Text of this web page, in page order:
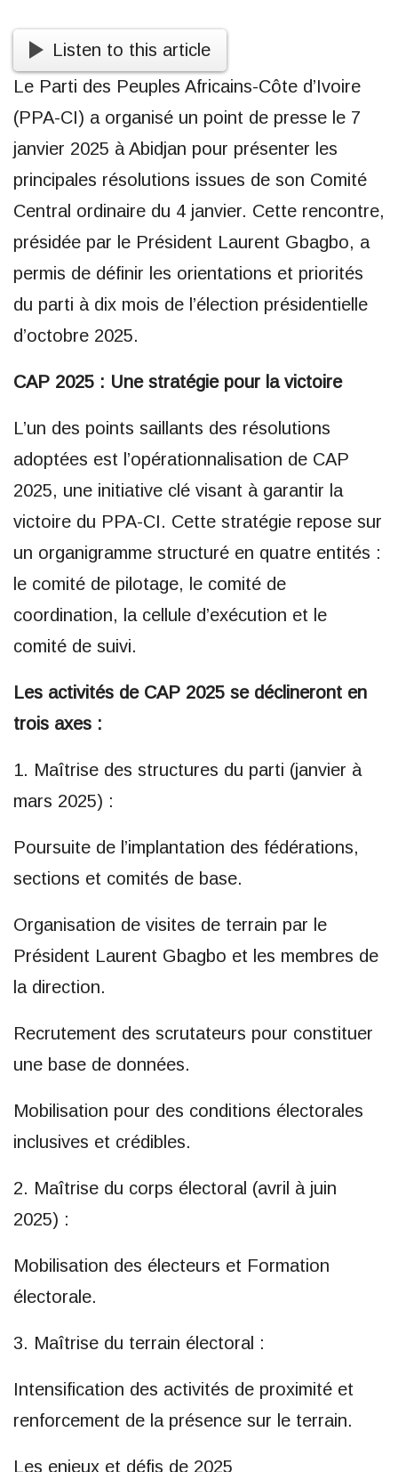
Listen to this article
Le Parti des Peuples Africains-Côte d’Ivoire
(PPA-CI) a organisé un point de presse le 7
janvier 2025 à Abidjan pour présenter les
principales résolutions issues de son Comité
Central ordinaire du 4 janvier. Cette rencontre,
présidée par le Président Laurent Gbagbo, a
permis de définir les orientations et priorités
du parti à dix mois de l’élection présidentielle
d’octobre 2025.
CAP 2025 : Une stratégie pour la victoire
L’un des points saillants des résolutions
adoptées est l’opérationnalisation de CAP
2025, une initiative clé visant à garantir la
victoire du PPA-CI. Cette stratégie repose sur
un organigramme structuré en quatre entités :
le comité de pilotage, le comité de
coordination, la cellule d’exécution et le
comité de suivi.
Les activités de CAP 2025 se déclineront en
trois axes :
1. Maîtrise des structures du parti (janvier à
mars 2025) :
Poursuite de l’implantation des fédérations,
sections et comités de base.
Organisation de visites de terrain par le
Président Laurent Gbagbo et les membres de
la direction.
Recrutement des scrutateurs pour constituer
une base de données.
Mobilisation pour des conditions électorales
inclusives et crédibles.
2. Maîtrise du corps électoral (avril à juin
2025) :
Mobilisation des électeurs et Formation
électorale.
3. Maîtrise du terrain électoral :
Intensification des activités de proximité et
renforcement de la présence sur le terrain.
Les enjeux et défis de 2025